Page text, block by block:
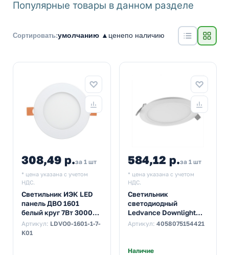
Популярные товары в данном разделе
Сортировать:умолчанию ▲ ценепо наличию
308,49 р.за 1 шт
* цена указана с учетом
НДС.
Светильник ИЭК LED
панель ДВО 1601
белый круг 7Вт 3000K
IP20 120x20mm
Артикул: LDVO0-1601-1-7-
K01
584,12 р.за 1 шт
* цена указана с учетом
НДС.
Светильник
светодиодный
Ledvance Downlight
Slim DLR 24W 3000K
Артикул: 4058075154421
Наличие